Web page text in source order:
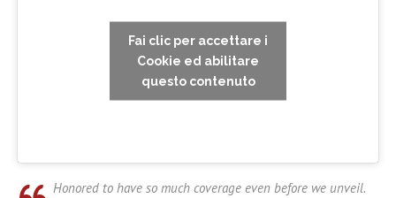
Fai clic per accettare i
Cookie ed abilitare
questo contenuto
Honored to have so much coverage even before we unveil.